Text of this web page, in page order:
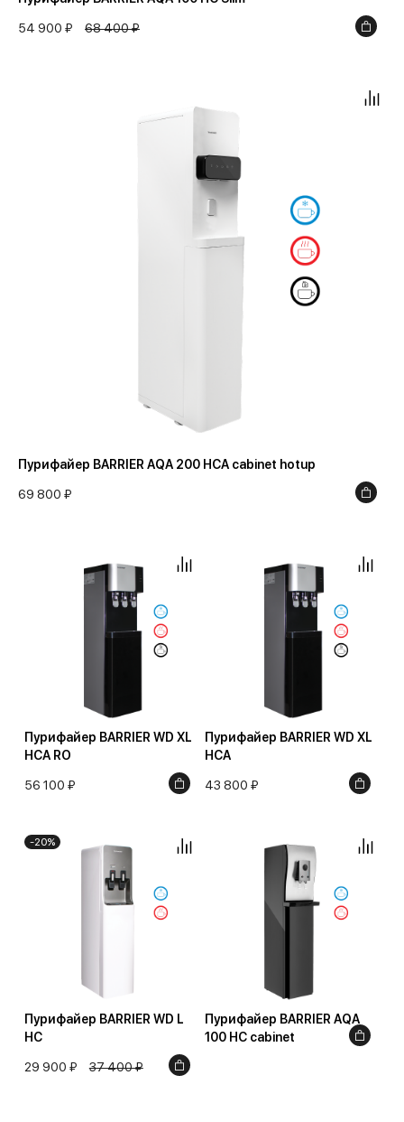
54 900 ₽ 68 400 ₽
Пурифайер BARRIER AQA 200 HCA cabinet hotup
69 800 ₽
Пурифайер BARRIER WD XL
HCA RO
56 100 ₽
Пурифайер BARRIER WD XL
HCA
43 800 ₽
Пурифайер BARRIER WD L
HC
29 900 ₽ 37 400 ₽
-20%
Пурифайер BARRIER AQA
100 HC cabinet